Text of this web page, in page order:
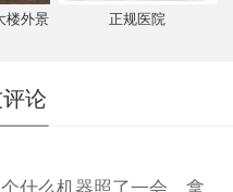
楼外景 正规医院
论
什么机器照了一会，拿